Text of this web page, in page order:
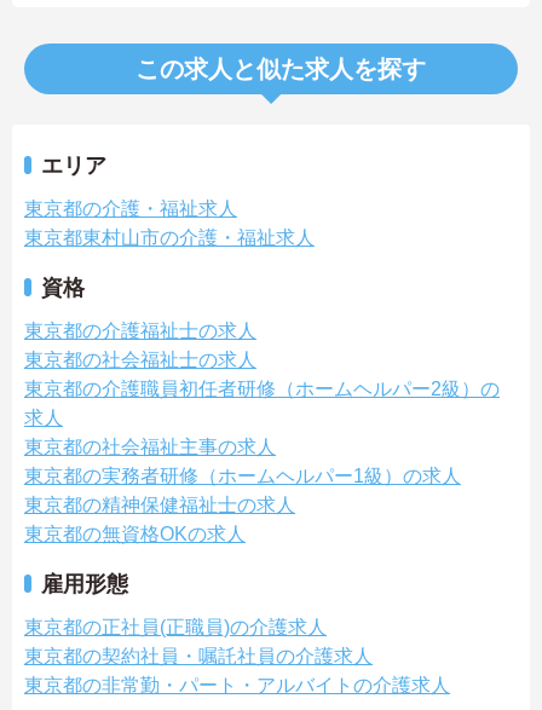
この求人と似た求人を探す
エリア
東京都の介護・福祉求人
東京都東村山市の介護・福祉求人
資格
東京都の介護福祉士の求人
東京都の社会福祉士の求人
東京都の介護職員初任者研修（ホームヘルパー2級）の
求人
東京都の社会福祉主事の求人
東京都の実務者研修（ホームヘルパー1級）の求人
東京都の精神保健福祉士の求人
東京都の無資格OKの求人
雇用形態
東京都の正社員(正職員)の介護求人
東京都の契約社員・嘱託社員の介護求人
東京都の非常勤・パート・アルバイトの介護求人